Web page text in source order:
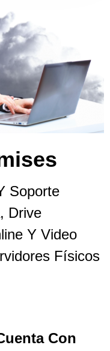
Soporte
Drive
Y Video
Físicos
Con